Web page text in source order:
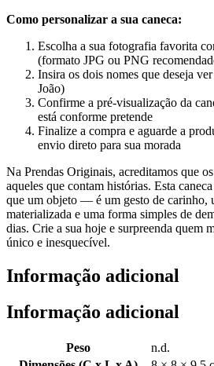
Como personalizar a sua caneca:
Escolha a sua fotografia favorita
(formato JPG ou PNG
Insira os dois nomes que deseja
João)
Confirme a pré-visualização da
está conforme pretende
Finalize a compra e aguarde a
envio direto para sua morada
Na Prendas Originais, acreditamos que
aqueles que contam histórias. Esta
que um objeto — é um gesto de carinho,
materializada e uma forma simples de
dias. Crie a sua hoje e surpreenda quem
único e inesquecível.
Informação adicional
Informação adicional
Peso
n.d.